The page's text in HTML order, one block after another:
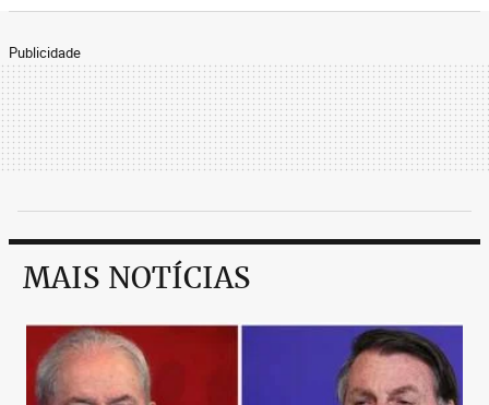
Publicidade
MAIS NOTÍCIAS